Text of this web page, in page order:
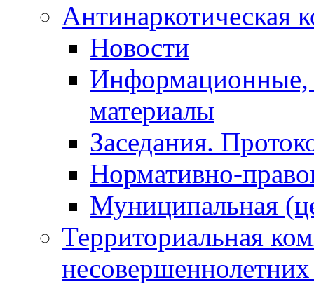
Антинаркотическая
Новости
Информационные,
материалы
Заседания.
Нормативно-
Муниципальная
Территориальная